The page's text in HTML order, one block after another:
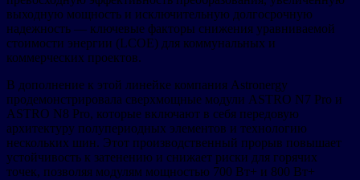
выходную мощность и исключительную долгосрочную
надежность — ключевые факторы снижения уравниваемой
стоимости энергии (LCOE) для коммунальных и
коммерческих проектов.
В дополнение к этой линейке компания Astronergy
продемонстрировала сверхмощные модули ASTRO N7 Pro и
ASTRO N8 Pro, которые включают в себя передовую
архитектуру полупериодных элементов и технологию
нескольких шин. Этот производственный прорыв повышает
устойчивость к затенению и снижает риски для горячих
точек, позволяя модулям мощностью 700 Вт+ и 800 Вт+